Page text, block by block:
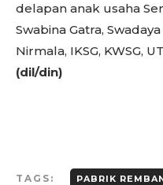
delapan anak usaha
Swabina Gatra,
Nirmala, IKSG, KWSG,
(dil/din)
TAGS: PABRIK